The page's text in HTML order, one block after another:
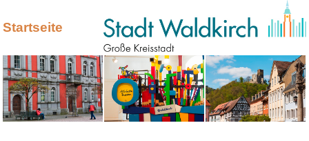
Startseite